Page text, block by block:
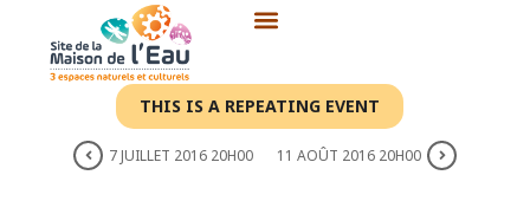
contenu
THIS IS A REPEATING EVENT
7 JUILLET 2016 20H00 11 AOÛT 2016 20H00